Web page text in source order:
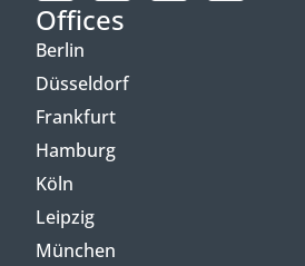
Offices
Berlin
Düsseldorf
Frankfurt
Hamburg
Köln
Leipzig
München